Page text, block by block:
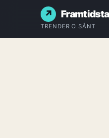
TRENDER O SÅNT